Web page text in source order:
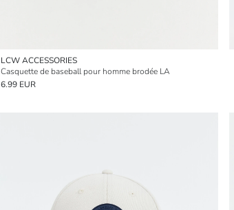
LCW ACCESSORIES
Casquette de baseball pour homme brodée LA
6.99 EUR